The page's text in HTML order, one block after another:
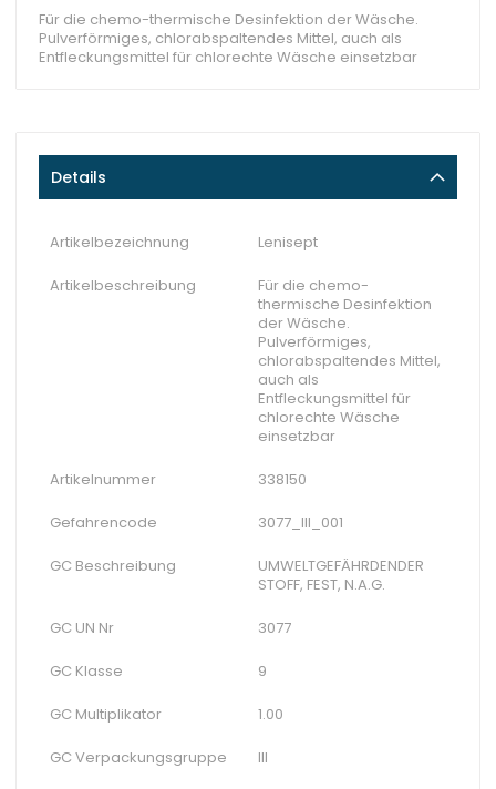
Für die chemo-thermische Desinfektion der Wäsche.
Pulverförmiges, chlorabspaltendes Mittel, auch als
Entfleckungsmittel für chlorechte Wäsche einsetzbar
Details
Artikelbezeichnung Lenisept
Artikelbeschreibung
Für die chemo-
thermische Desinfektion
der Wäsche.
Pulverförmiges,
chlorabspaltendes Mittel,
auch als
Entfleckungsmittel für
chlorechte Wäsche
einsetzbar
Artikelnummer 338150
Gefahrencode 3077_III_001
GC Beschreibung
UMWELTGEFÄHRDENDER
STOFF, FEST, N.A.G.
GC UN Nr 3077
GC Klasse 9
GC Multiplikator 1.00
GC Verpackungsgruppe III